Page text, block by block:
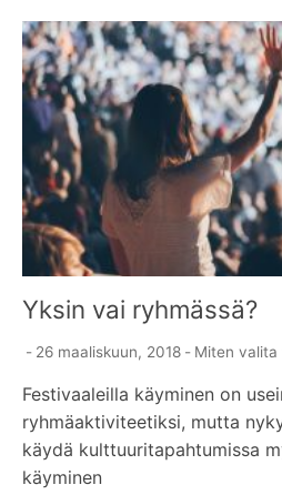
Yksin vai ryhmässä?
- 26 maaliskuun, 2018 - Miten valita
Festivaaleilla käyminen on
ryhmäaktiviteetiksi, mutta
käydä kulttuuritapahtumissa
käyminen